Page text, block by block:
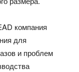
компания
для
и проблем